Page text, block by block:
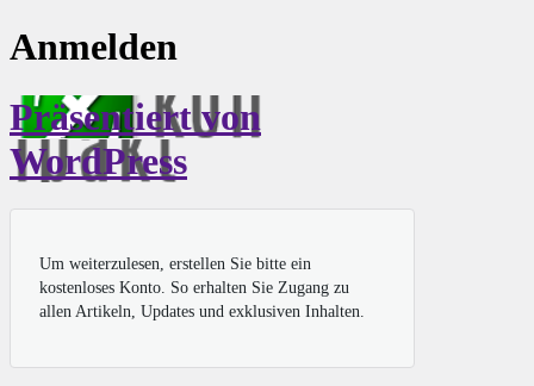
Anmelden
Präsentiert von
WordPress
Um weiterzulesen, erstellen Sie bitte ein
kostenloses Konto. So erhalten Sie Zugang zu
allen Artikeln, Updates und exklusiven Inhalten.